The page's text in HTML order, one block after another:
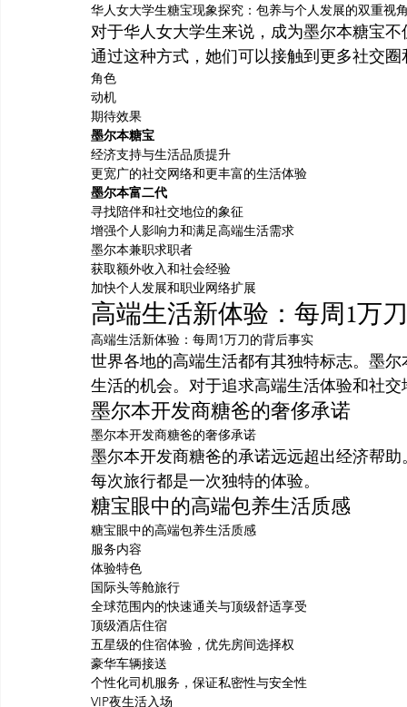
华人女大学生糖宝现象探究：包养与个人发展的双重视
对于华人女大学生来说，成为墨尔本糖宝
通过这种方式，她们可以接触到更多社交
角色
动机
期待效果
墨尔本糖宝
经济支持与生活品质提升
更宽广的社交网络和更丰富的生活体验
墨尔本富二代
寻找陪伴和社交地位的象征
增强个人影响力和满足高端生活需求
墨尔本兼职求职者
获取额外收入和社会经验
加快个人发展和职业网络扩展
高端生活新体验：每周1万
高端生活新体验：每周1万刀的背后事实
世界各地的高端生活都有其独特标志。墨
生活的机会。对于追求高端生活体验和社
墨尔本开发商糖爸的奢侈承诺
墨尔本开发商糖爸的奢侈承诺
墨尔本开发商糖爸的承诺远远超出经济帮
每次旅行都是一次独特的体验。
糖宝眼中的高端包养生活质感
糖宝眼中的高端包养生活质感
服务内容
体验特色
国际头等舱旅行
全球范围内的快速通关与顶级舒适享受
顶级酒店住宿
五星级的住宿体验，优先房间选择权
豪华车辆接送
个性化司机服务，保证私密性与安全性
VIP夜生活入场